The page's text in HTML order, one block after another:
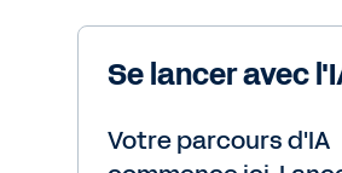
Se lancer avec
Votre parcours d'IA